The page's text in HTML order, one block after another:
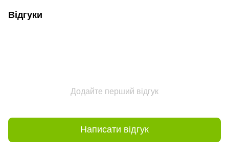
Відгуки
Додайте перший відгук
Написати відгук